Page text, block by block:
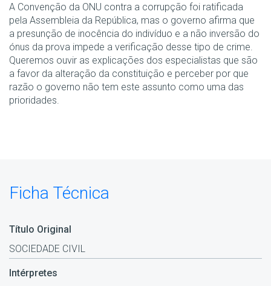
A Convenção da ONU contra a corrupção foi ratificada
pela Assembleia da República, mas o governo afirma que
a presunção de inocência do indivíduo e a não inversão do
ónus da prova impede a verificação desse tipo de crime.
Queremos ouvir as explicações dos especialistas que são
a favor da alteração da constituição e perceber por que
razão o governo não tem este assunto como uma das
prioridades.
Ficha Técnica
Título Original
SOCIEDADE CIVIL
Intérpretes